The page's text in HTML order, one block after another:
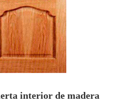
interior de madera